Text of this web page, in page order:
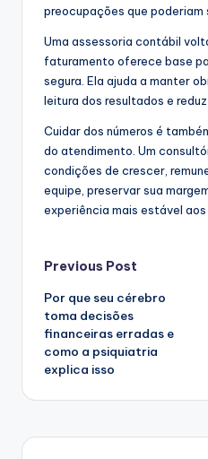
preocupações que poderiam
Uma assessoria contábil
faturamento oferece base
segura. Ela ajuda a manter
leitura dos resultados e
Cuidar dos números é
do atendimento. Um
condições de crescer,
equipe, preservar sua
experiência mais estável
Post
navigation
Previous Post
Por que seu cérebro
toma decisões
financeiras erradas e
como a psiquiatria
explica isso